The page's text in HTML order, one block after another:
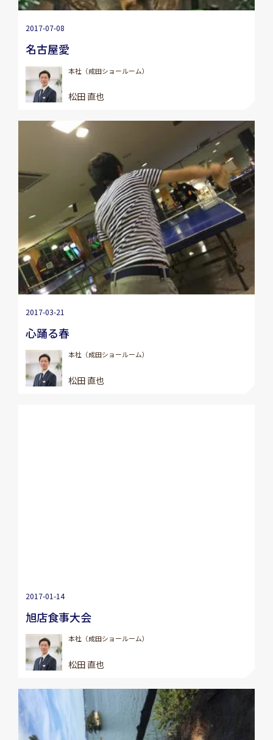
2017-07-08
名古屋愛
本社（成田ショールーム）
松田 直也
2017-03-21
心踊る春
本社（成田ショールーム）
松田 直也
2017-01-14
旭店食事大会
本社（成田ショールーム）
松田 直也